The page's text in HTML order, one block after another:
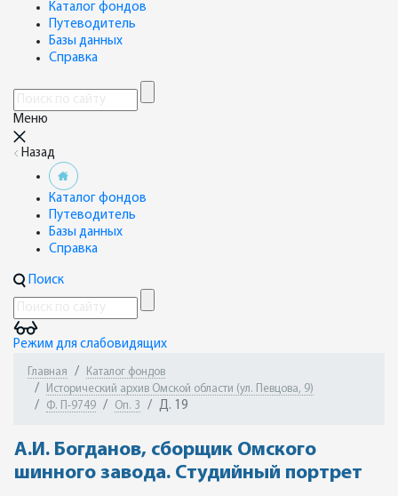
Каталог фондов
Путеводитель
Базы данных
Справка
Меню
Назад
Каталог фондов
Путеводитель
Базы данных
Справка
Поиск
Режим для слабовидящих
Главная
Каталог фондов
Исторический архив Омской области (ул. Певцова, 9)
Ф. П-9749
Оп. 3 Д. 19
А.И. Богданов, сборщик Омского
шинного завода. Студийный портрет